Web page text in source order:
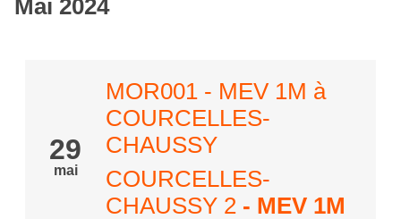
Mai 2024
29
mai
MOR001 - MEV 1M à
COURCELLES-
CHAUSSY
COURCELLES-
CHAUSSY 2 - MEV 1M